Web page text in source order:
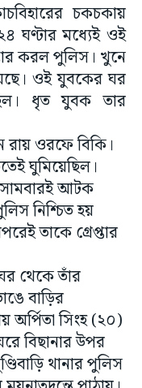
চকচকায়
ঘণ্টার মধ্যেই ওই
করল পুলিস। খুনে
ওই যুবকের ঘর
ধৃত যুবক তার
রায় ওরফে বিকি।
ঘুমিয়েছিল।
আটক
নিশ্চিত হয়
তাকে গ্রেপ্তার
থেকে তাঁর
বাড়ির
অর্পিতা সিংহ (২০)
বিছানার উপর
থানার পুলিস